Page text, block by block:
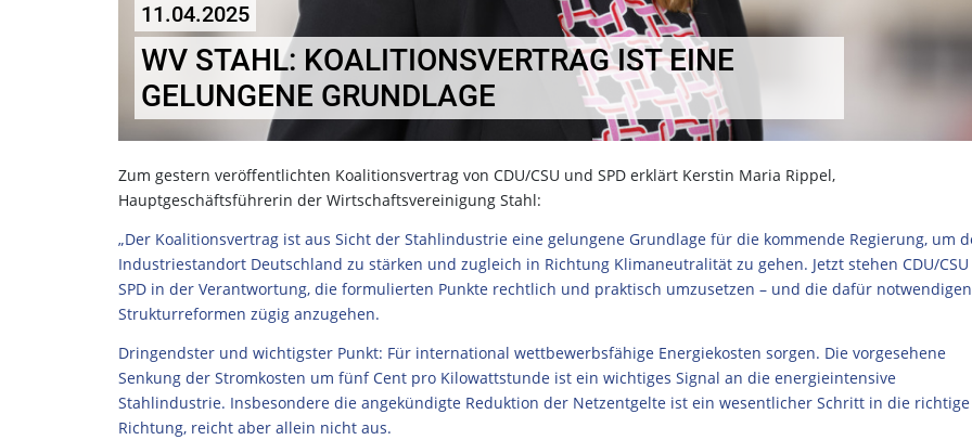
11.04.2025
WV STAHL: KOALITIONSVERTRAG IST EINE
GELUNGENE GRUNDLAGE
Zum gestern veröffentlichten Koalitionsvertrag von CDU/CSU und SPD erklärt Kerstin Maria Rippel,
Hauptgeschäftsführerin der Wirtschaftsvereinigung Stahl:
„Der Koalitionsvertrag ist aus Sicht der Stahlindustrie eine gelungene Grundlage für die kommende Regierung, um
Industriestandort Deutschland zu stärken und zugleich in Richtung Klimaneutralität zu gehen. Jetzt stehen CDU/
SPD in der Verantwortung, die formulierten Punkte rechtlich und praktisch umzusetzen – und die dafür notwendigen
Strukturreformen zügig anzugehen.
Dringendster und wichtigster Punkt: Für international wettbewerbsfähige Energiekosten sorgen. Die vorgesehene
Senkung der Stromkosten um fünf Cent pro Kilowattstunde ist ein wichtiges Signal an die energieintensive
Stahlindustrie. Insbesondere die angekündigte Reduktion der Netzentgelte ist ein wesentlicher Schritt in die richtige
Richtung, reicht aber allein nicht aus.